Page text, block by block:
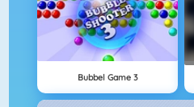
Bubbel Game 3